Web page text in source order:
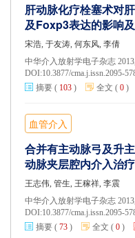
肝动脉化疗栓塞术对
及Foxp3表达的影响
宋浩, 于友涛, 何东风, 李倩
中华介入放射学电子杂志
DOI:10.3877/cma.j.issn.2095-
摘要 ( 103 ) 全文 ( 0 )
血管介入
合并有主动脉弓及升
动脉夹层腔内介入治
王志伟, 管生, 王稼祥, 李震
中华介入放射学电子杂志
DOI:10.3877/cma.j.issn.2095-
摘要 ( 73 ) 全文 ( 0 )